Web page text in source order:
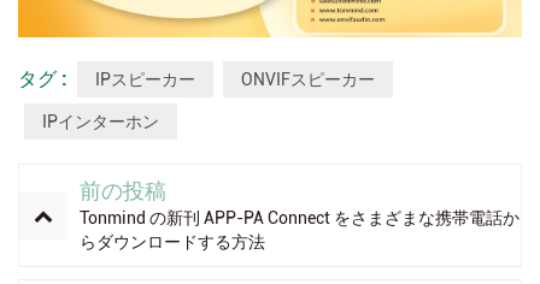
タグ : IPスピーカー ONVIFスピーカー
IPインターホン
前の投稿
Tonmind の新刊 APP-PA Connect をさまざまな携帯電話か
らダウンロードする方法